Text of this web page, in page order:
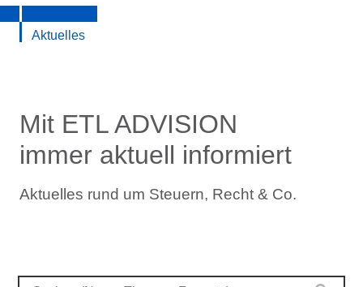
Aktuelles
Mit ETL ADVISION
immer aktuell informiert
Aktuelles rund um Steuern, Recht & Co.